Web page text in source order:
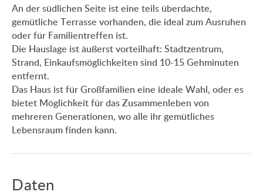
An der südlichen Seite ist eine teils überdachte,
gemütliche Terrasse vorhanden, die ideal zum Ausruhen
oder für Familientreffen ist.
Die Hauslage ist äußerst vorteilhaft: Stadtzentrum,
Strand, Einkaufsmöglichkeiten sind 10-15 Gehminuten
entfernt.
Das Haus ist für Großfamilien eine ideale Wahl, oder es
bietet Möglichkeit für das Zusammenleben von
mehreren Generationen, wo alle ihr gemütliches
Lebensraum finden kann.
Daten